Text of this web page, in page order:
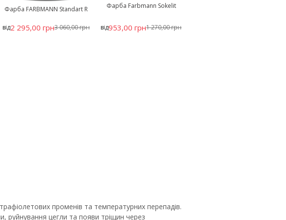
Фарба FARBMANN Standart R
від2 295,00 грн3 060,00 грн
Фарба Farbmann Sokelit
від953,00 грн1 270,00 грн
променів та температурних перепадів.
руйнування цегли та появи тріщин через